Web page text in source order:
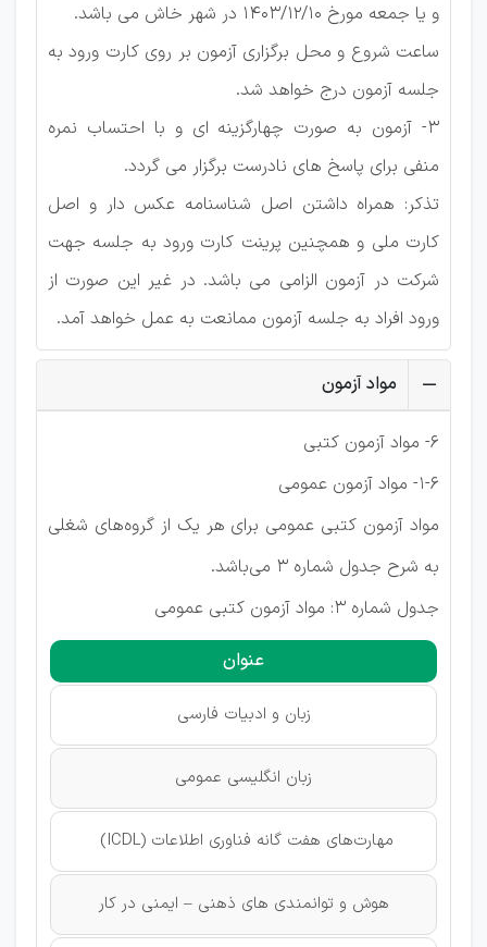
و یا جمعه مورخ 1403/12/10 در شهر خاش می باشد.
ساعت شروع و محل برگزاری آزمون بر روی کارت ورود به
جلسه آزمون درج خواهد شد.
3- آزمون به صورت چهارگزینه ای و با احتساب نمره
منفی برای پاسخ های نادرست برگزار می گردد.
تذکر: همراه داشتن اصل شناسنامه عکس دار و اصل
کارت ملی و همچنین پرینت کارت ورود به جلسه جهت
شرکت در آزمون الزامی می باشد. در غیر این صورت از
ورود افراد به جلسه آزمون ممانعت به عمل خواهد آمد.
مواد آزمون
6- مواد آزمون کتبی
1-6- مواد آزمون عمومی
مواد آزمون کتبی عمومی برای هر یک از گروه‌های شغلی
به شرح جدول شماره 3 می‌باشد.
جدول شماره 3: مواد آزمون کتبی عمومی
عنوان
زبان و ادبیات فارسی
زبان انگلیسی عمومی
مهارت‌های هفت گانه فناوری اطلاعات (ICDL)
هوش و توانمندی های ذهنی – ایمنی در کار